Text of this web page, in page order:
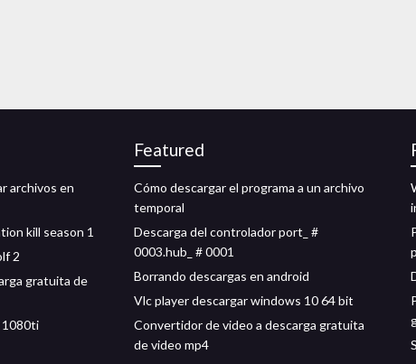
archivos en
kill season 1
2
gratuita de
1080ti
Featured
Cómo descargar el programa a un archivo
temporal
Descarga del controlador port_ #
0003.hub_ # 0001
Borrando descargas en android
Vlc player descargar windows 10 64 bit
Convertidor de video a descarga gratuita
de video mp4